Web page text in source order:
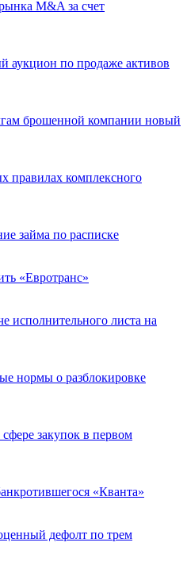
M&A за счет
аукцион по продаже активов
брошенной компании новый
правилах комплексного
займа по расписке
«Евротранс»
исполнительного листа на
нормы о разблокировке
закупок в первом
«Кванта»
дефолт по трем